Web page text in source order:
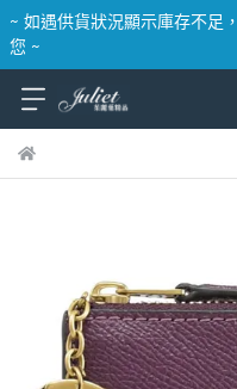
~ 如遇供貨狀況顯示庫存不足
您 ~